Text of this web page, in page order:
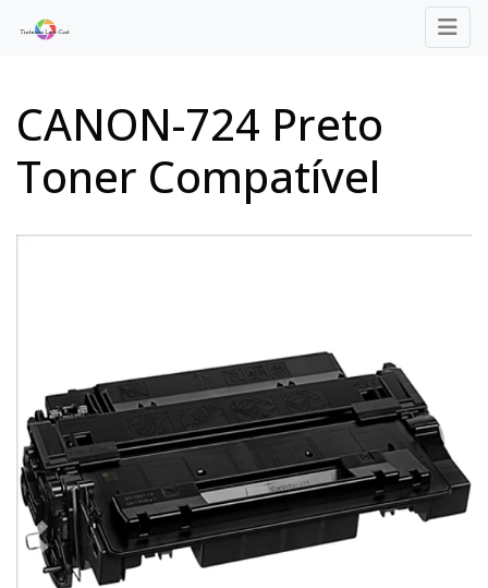
CANON-724 Preto
Toner Compatível
Previous